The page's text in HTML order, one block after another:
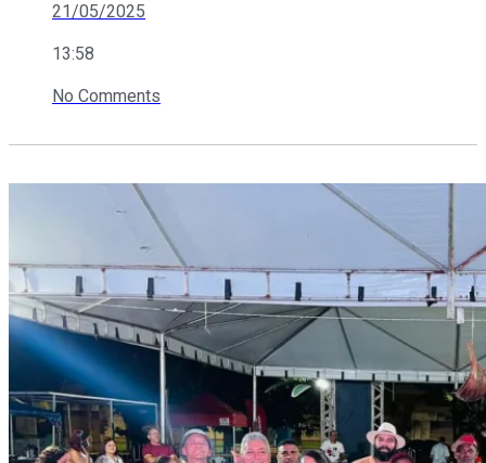
21/05/2025
13:58
No Comments